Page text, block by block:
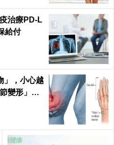
治療PD-L
給付
」，小心越
變形」！